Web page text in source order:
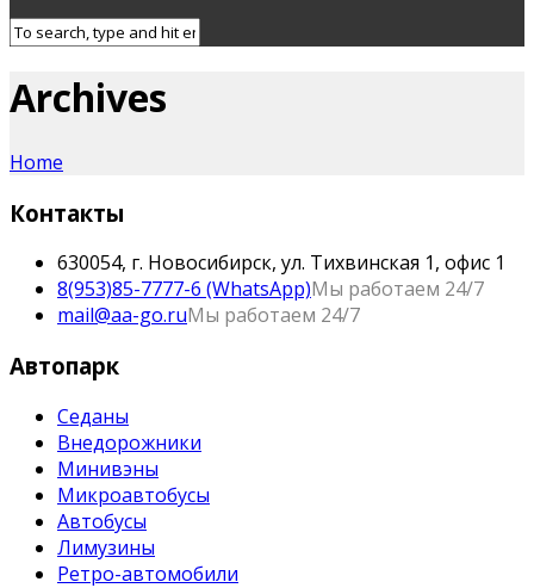
Archives
Home
Контакты
630054, г. Новосибирск, ул. Тихвинская 1, офис 1
8(953)85-7777-6 (WhatsApp)Мы работаем 24/7
mail@aa-go.ruМы работаем 24/7
Автопарк
Седаны
Внедорожники
Минивэны
Микроавтобусы
Автобусы
Лимузины
Ретро-автомобили